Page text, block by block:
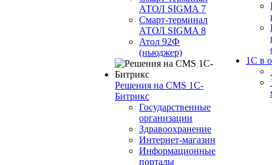
АТОЛ SIGMA 7
Смарт-терминал
АТОЛ SIGMA 8
Атол 92Ф
(ньюджер)
Решения на CMS 1С-
Битрикс
Государственные
организации
Здравоохранение
Интернет-магазин
Информационные
порталы
1С в